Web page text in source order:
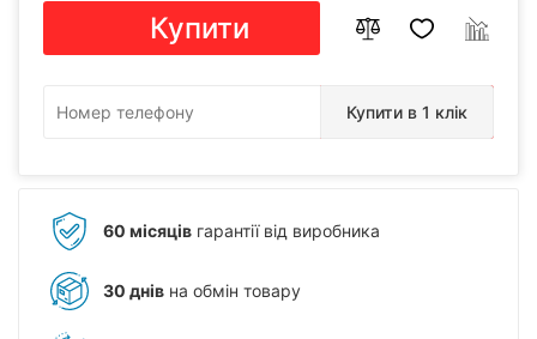
Купити
Купити в 1 клік
60 місяців гарантії від виробника
30 днів на обмін товару